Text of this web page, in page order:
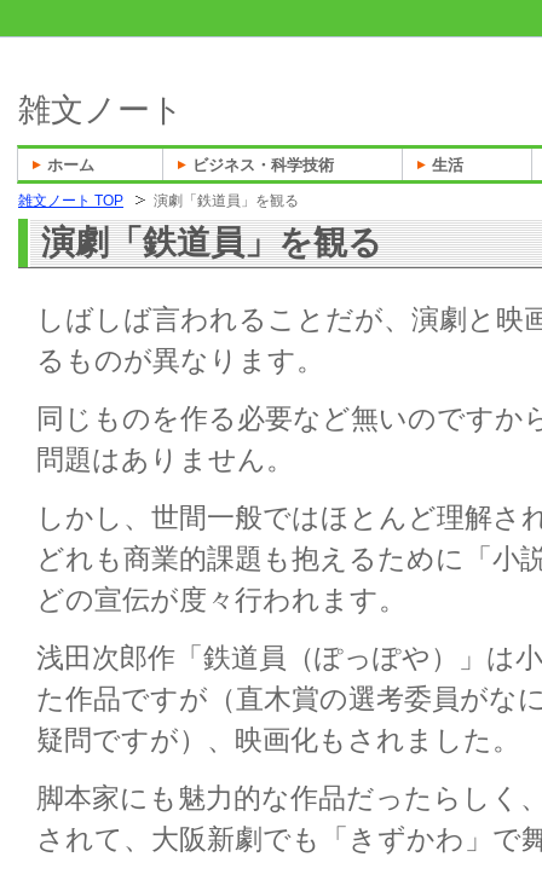
雑文ノート TOP 演劇「鉄道員」を観る
演劇「鉄道員」を観る
しばしば言われることだが、演劇と映
るものが異なります。
同じものを作る必要など無いのですか
問題はありません。
しかし、世間一般ではほとんど理解さ
どれも商業的課題も抱えるために「小
どの宣伝が度々行われます。
浅田次郎作「鉄道員（ぽっぽや）」は
た作品ですが（直木賞の選考委員がな
疑問ですが）、映画化もされました。
脚本家にも魅力的な作品だったらしく
されて、大阪新劇でも「きずかわ」で
雑文ノート
ホーム ビジネス・科学技術 生活